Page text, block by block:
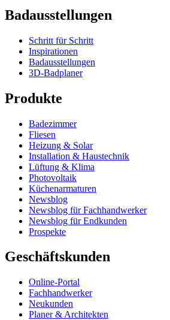
Badausstellungen
Schritt für Schritt
Inspirationen
Badausstellungen
3D-Badplaner
Produkte
Badezimmer
Fliesen
Heizung & Solar
Installation & Haustechnik
Lüftung & Klima
Photovoltaik
Küchenarmaturen
Newsblog
Newsblog für Fachhandwerker
Newsblog für Endkunden
Prospekte
Geschäftskunden
Online-Portal
Fachhandwerker
Neukunden
Planer & Architekten